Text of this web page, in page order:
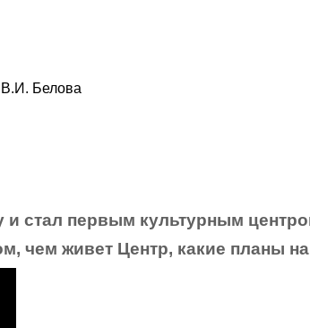
В.И. Белова
и стал первым культурным
чем живет Центр, какие планы